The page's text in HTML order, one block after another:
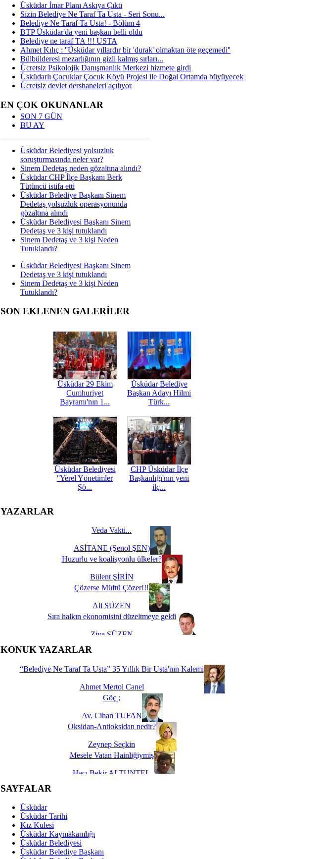
Üsküdar İmar Planı Askıya Çıktı
Sizin Belediye Ne Taraf Ta Usta - Seri Sonu...
Belediye Ne Taraf Ta Usta! - Bölüm 4
BTP Üsküdar'da yeni başkan belli oldu
Belediye ne taraf TA !!! USTA
Ahmet Kılıç : ''Üsküdar yıllardır bir 'durak' olmaktan öte geçemedi''
Bülbülderesi mezarlığının gizli kalmış sırları...
Ücretsiz Psikolojik Danışmanlık Merkezi hizmete girdi
Üsküdarlı Çocuklar Çocuk Köyü Projesi ile Doğal Ortamda büyüyecek
Ücretsiz devlet dershaneleri açılıyor
EN ÇOK OKUNANLAR
SON 7 GÜN
BU AY
Üsküdar Belediyesi yolsuzluk
soruşturmasında neler var?
Sinem Dedetaş neden gözaltına alındı?
Üsküdar CHP İlçe Başkanı Berk
Tütüncü istifa etti
Üsküdar Belediye Başkanı Sinem
Dedetaş yolsuzluk operasyonunda
gözaltına alındı
Üsküdar Belediyesi Başkanı Sinem
Dedetaş ve 3 kişi tutuklandı
Sinem Dedetaş ve 3 kişi Neden
Tutuklandı?
Üsküdar Belediyesi Başkanı Sinem
Dedetaş ve 3 kişi tutuklandı
Sinem Dedetaş ve 3 kişi Neden
Tutuklandı?
SON EKLENEN GALERİLER
Üsküdar 29 Ekim
Cumhuriyet
Bayramı'nın 1...
Üsküdar Belediye
Başkan Adayı Hilmi
Türk...
Üsküdar Belediyesi
''Yerel Yönetimler
Şö...
CHP Üsküdar İlçe
Başkanlığı'nın yeni
ilç...
YAZARLAR
Veda Vakti...
ASİTANE (Şenol ŞEN)
Huzurlu ve koalisyonlu ülkeler?
Bülent ŞİRİN
Çözerse Müftü Çözer!!!
Ali SÜZEN
Sıra halkın ekonomisini düzeltmeye geldi
Ziya SÜZEN
İşte Biz buyuz...
KONUK YAZARLAR
“Belediye Ne Taraf Ta Usta” 35 Yıllık Bir Usta'nın Kalemi
Ahmet Mertol Canel
Göç ;
Av. Cihan TUFAN
Oksidan-Antioksidan nedir?
Zeynep Seçkin
Mesele Vatan Hainliğiymiş
Hacı Bekir ALTUNTEL
Dünya Fani, Ama Kısa Bir Süre De Olsa Burdayız
Savaş ŞENEL
Hukukun Adaleti Kalmadı Üstadım!
SAYFALAR
Üsküdar
Üsküdar Tarihi
Kız Kulesi
Üsküdar Kaymakamlığı
Üsküdar Belediyesi
Üsküdar Belediye Başkanı